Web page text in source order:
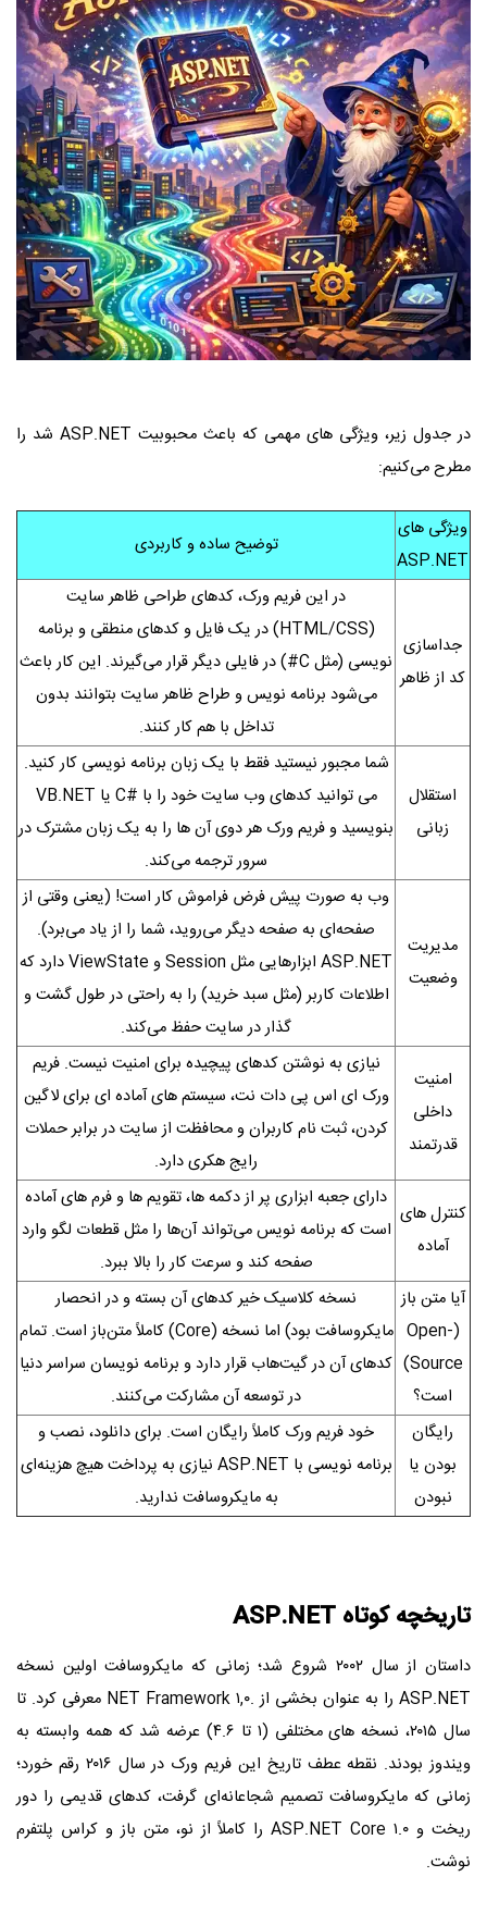
در جدول زیر، ویژگی‌ های مهمی که باعث محبوبیت ASP.NET شد را
مطرح می‌کنیم:
ویژگی های
ASP.NET
توضیح ساده و کاربردی
جداسازی
کد از ظاهر
در این فریم‌ ورک، کدهای طراحی ظاهر سایت
(HTML/CSS) در یک فایل و کدهای منطقی و برنامه‌
نویسی (مثل C#) در فایلی دیگر قرار می‌گیرند. این کار باعث
می‌شود برنامه‌ نویس و طراح ظاهر سایت بتوانند بدون
تداخل با هم کار کنند.
استقلال
زبانی
شما مجبور نیستید فقط با یک زبان برنامه‌ نویسی کار کنید.
می‌ توانید کدهای وب‌ سایت خود را با #C یا VB.NET
بنویسید و فریم‌ ورک هر دوی آن‌ ها را به یک زبان مشترک در
سرور ترجمه می‌کند.
مدیریت
وضعیت
وب به صورت پیش‌ فرض فراموش‌ کار است! (یعنی وقتی از
صفحه‌ای به صفحه دیگر می‌روید، شما را از یاد می‌برد).
ASP.NET ابزارهایی مثل Session و ViewState دارد که
اطلاعات کاربر (مثل سبد خرید) را به راحتی در طول گشت‌ و
گذار در سایت حفظ می‌کند.
امنیت
داخلی
قدرتمند
نیازی به نوشتن کدهای پیچیده برای امنیت نیست. فریم
ورک ای اس پی دات نت، سیستم‌ های آماده‌ ای برای لاگین
کردن، ثبت‌ نام کاربران و محافظت از سایت در برابر حملات
رایج هکری دارد.
کنترل‌ های
آماده
دارای جعبه‌ ابزاری پر از دکمه‌ ها، تقویم‌ ها و فرم‌ های آماده
است که برنامه‌ نویس می‌تواند آن‌ها را مثل قطعات لگو وارد
صفحه کند و سرعت کار را بالا ببرد.
آیا متن‌ باز
(Open-
Source)
است؟
نسخه کلاسیک خیر کدهای آن بسته و در انحصار
مایکروسافت بود) اما نسخه (Core) کاملاً متن‌باز است. تمام
کدهای آن در گیت‌هاب قرار دارد و برنامه‌ نویسان سراسر دنیا
در توسعه آن مشارکت می‌کنند.
رایگان
بودن یا
نبودن
خود فریم‌ ورک کاملاً رایگان است. برای دانلود، نصب و
برنامه‌ نویسی با ASP.NET نیازی به پرداخت هیچ هزینه‌ای
به مایکروسافت ندارید.
تاریخچه کوتاه ASP.NET
داستان از سال ۲۰۰۲ شروع شد؛ زمانی که مایکروسافت اولین نسخه
ASP.NET را به عنوان بخشی از .NET Framework ۱,۰ معرفی کرد. تا
سال ۲۰۱۵، نسخه ‌های مختلفی (۱ تا ۴.۶) عرضه شد که همه وابسته به
ویندوز بودند. نقطه عطف تاریخ این فریم ‌ورک در سال ۲۰۱۶ رقم خورد؛
زمانی که مایکروسافت تصمیم شجاعانه‌ای گرفت، کدهای قدیمی را دور
ریخت و ASP.NET Core ۱.۰ را کاملاً از نو، متن‌ باز و کراس ‌پلتفرم
نوشت.